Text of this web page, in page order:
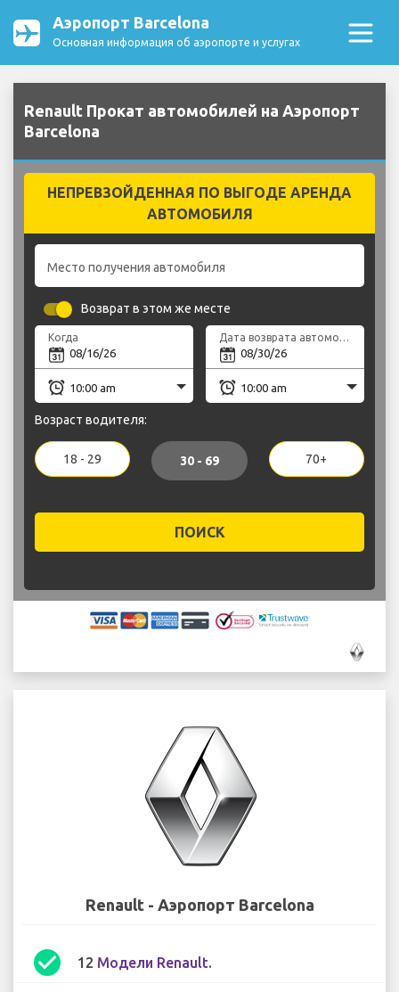
Аэропорт Barcelona
Основная информация об аэропорте и услугах
Renault Прокат автомобилей на Аэропорт
Barcelona
НЕПРЕВЗОЙДЕННАЯ ПО ВЫГОДЕ АРЕНДА
АВТОМОБИЛЯ
Место получения автомобиля
Возврат в этом же месте
Когда Дата возврата автомобиля
Возраст водителя:
18 - 29 30 - 69 70+
ПОИСК
Renault - Аэропорт Barcelona
check_circle 12 Модели Renault.